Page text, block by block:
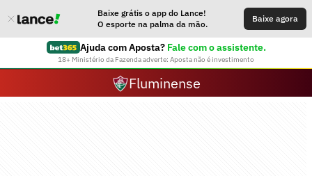
Baixe grátis o app do Lance!
O esporte na palma da mão.
Baixe agora
Ajuda com Aposta? Fale com o assistente.
18+ Ministério da Fazenda adverte: Aposta não é investimento
Fluminense